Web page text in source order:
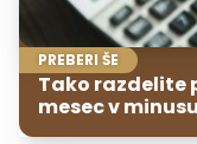
PREBERI ŠE
Tako razdelite
mesec v minusu